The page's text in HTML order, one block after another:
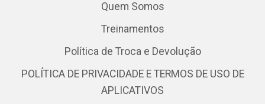
Quem Somos
Treinamentos
Política de Troca e Devolução
POLÍTICA DE PRIVACIDADE E TERMOS DE USO DE
APLICATIVOS